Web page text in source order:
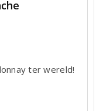
ter wereld!